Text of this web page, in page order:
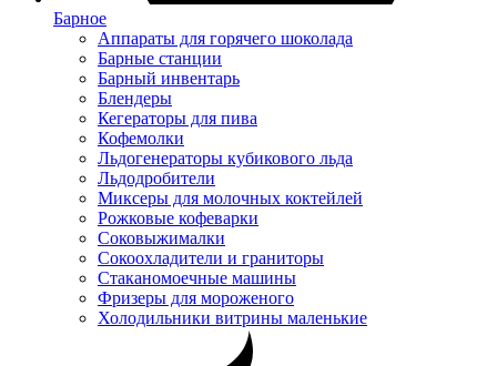
Барное
Аппараты для горячего шоколада
Барные станции
Барный инвентарь
Блендеры
Кегераторы для пива
Кофемолки
Льдогенераторы кубикового льда
Льдодробители
Миксеры для молочных коктейлей
Рожковые кофеварки
Соковыжималки
Сокоохладители и граниторы
Стаканомоечные машины
Фризеры для мороженого
Холодильники витрины маленькие